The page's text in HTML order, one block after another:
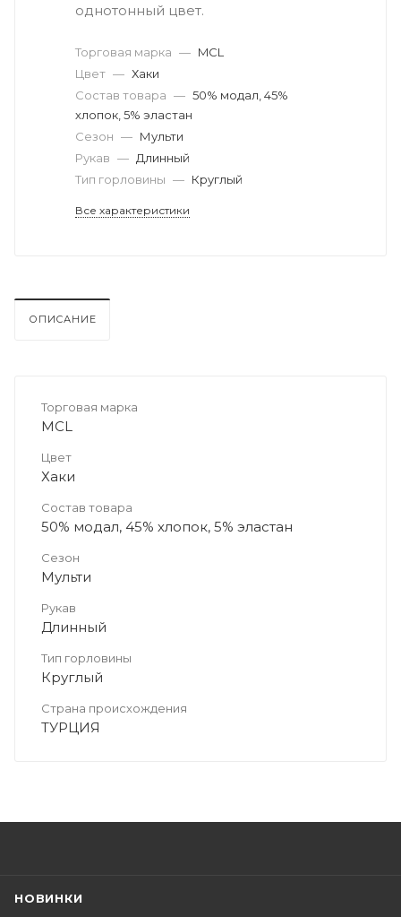
однотонный цвет.
Торговая марка — MCL
Цвет — Хаки
Состав товара — 50% модал, 45%
хлопок, 5% эластан
Сезон — Мульти
Рукав — Длинный
Тип горловины — Круглый
Все характеристики
ОПИСАНИЕ
Торговая марка
MCL
Цвет
Хаки
Состав товара
50% модал, 45% хлопок, 5% эластан
Сезон
Мульти
Рукав
Длинный
Тип горловины
Круглый
Страна происхождения
ТУРЦИЯ
НОВИНКИ